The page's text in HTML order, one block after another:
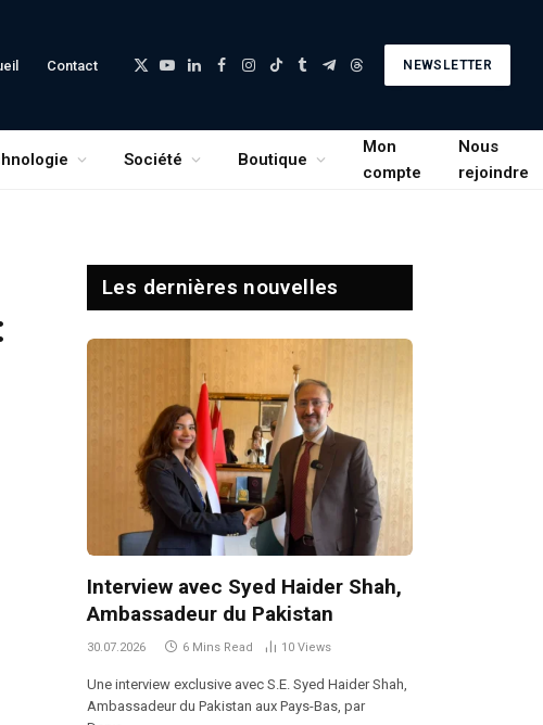
Contact
X
YouTube
LinkedInFacebook
Instagram
TikTokTumblrTelegramThreads
NEWSLETTER
Société Boutique
Mon
compte
Nous
rejoindre
Les dernières nouvelles
Interview avec Syed Haider Shah,
Ambassadeur du Pakistan
30.07.2026 6 Mins Read 10 Views
Une interview exclusive avec S.E. Syed Haider Shah,
Ambassadeur du Pakistan aux Pays-Bas, par